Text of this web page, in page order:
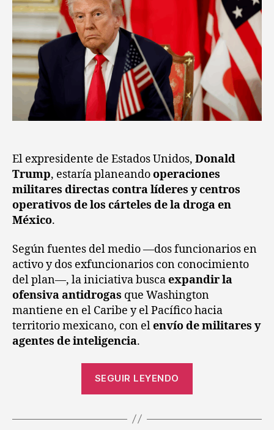
El expresidente de Estados Unidos, Donald
Trump, estaría planeandooperaciones
militares directas contra líderes y centros
operativos de los cárteles de la droga en
México.
Según fuentes del medio —dos funcionarios en
activo y dos exfuncionarios con conocimiento
del plan—, la iniciativa buscaexpandir la
ofensiva antidrogas que Washington
mantiene en el Caribe y el Pacífico hacia
territorio mexicano, con elenvío de militares y
agentes de inteligencia.
SEGUIR LEYENDO